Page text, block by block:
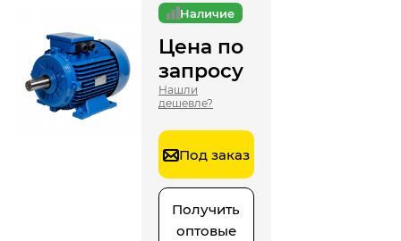
Наличие
Цена по
запросу
Нашли
дешевле?
Под заказ
Получить
оптовые